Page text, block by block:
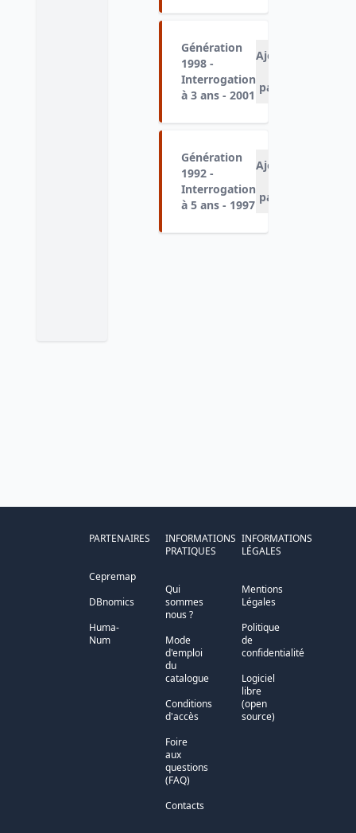
Génération
1998 -
Interrogation
à 3 ans - 2001
Ajouter
panier
Génération
1992 -
Interrogation
à 5 ans - 1997
Ajouter
panier
PARTENAIRES
Cepremap
DBnomics
Huma-
Num
INFORMATIONS
PRATIQUES
Qui
sommes
nous ?
Mode
d'emploi
du
catalogue
Conditions
d'accès
Foire
aux
questions
(FAQ)
Contacts
INFORMATIONS
LÉGALES
Mentions
Légales
Politique
de
confidentialité
Logiciel
libre
(open
source)